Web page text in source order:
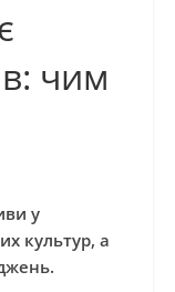
чим
у
культур, а